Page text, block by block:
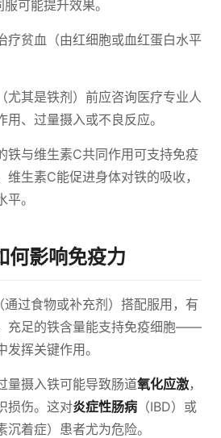
可能提升效果。
疗贫血（由红细胞或血红蛋白水平
尤其是铁剂）前应咨询医疗专业人
、过量摄入或不良反应。
铁与维生素C共同作用可支持免疫
生素C能促进身体对铁的吸收，
。
何影响免疫力
过食物或补充剂）搭配服用，有
充足的铁含量能支持免疫细胞——
挥关键作用。
量摄入铁可能导致肠道氧化应激，
损伤。这对炎症性肠病 （IBD）或
沉着症）患者尤为危险。